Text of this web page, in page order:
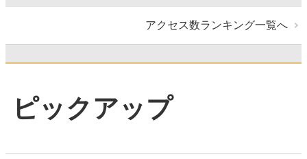
アクセス数ランキング一覧へ
ピックアップ